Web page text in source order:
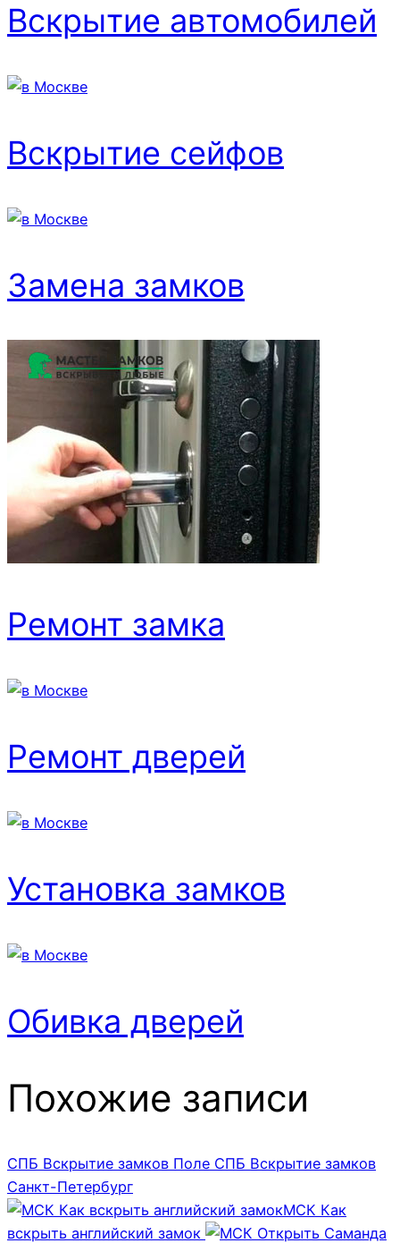
Вскрытие автомобилей
Вскрытие сейфов
Замена замков
Ремонт замка
Ремонт дверей
Установка замков
Обивка дверей
Похожие записи
СПБ Вскрытие замков Поле СПБ Вскрытие замков
Санкт-Петербург
МСК Как
вскрыть английский замок